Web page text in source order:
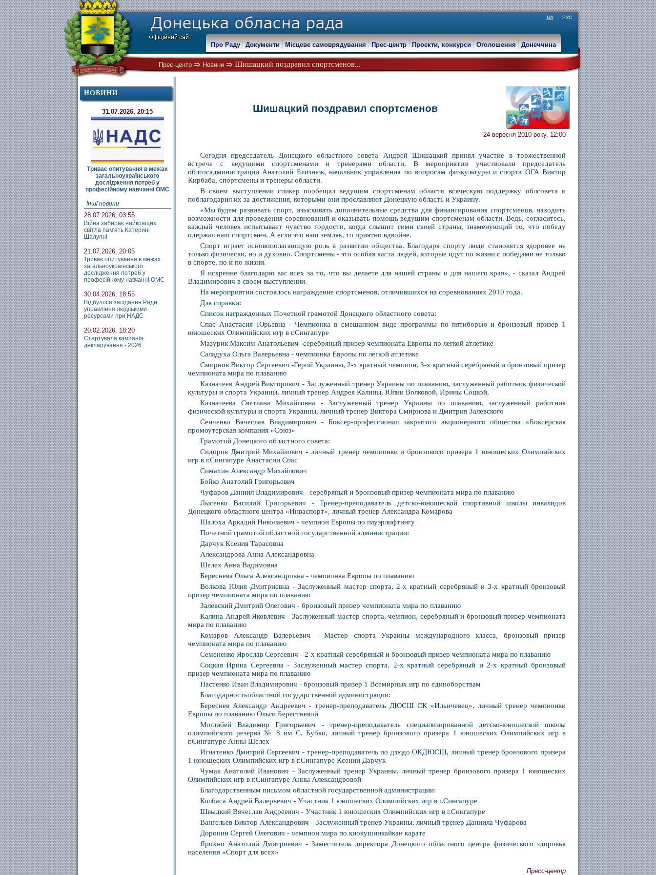
UA РУС
Прес-центр Новини Шишацкий поздравил спортсменов...
Про Раду Документи Місцеве самоврядування Прес-центр Проекти, конкурси Оголошення Донеччина
НОВИНИ
31.07.2026, 20:15
Триває опитування в межах
загальноукраїнського
дослідження потреб у
професійному навчанні ОМС
Інші новини
28.07.2026, 03:55
Війна забирає найкращих:
світла пам'ять Катерині
Шалупні
21.07.2026, 20:05
Триває опитування в межах
загальноукраїнського
дослідження потреб у
професійному навчанні ОМС
30.04.2026, 18:55
Відбулося засідання Ради
управління людськими
ресурсами при НАДС
20.02.2026, 18:20
Стартувала кампанія
декларування - 2026
Шишацкий поздравил спортсменов
24 вересня 2010 року, 12:00
Сегодня председатель Донецкого областного совета Андрей Шишацкий принял участие в торжественной
встрече с ведущими спортсменами и тренерами области. В мероприятии участвовали председатель
облгосадминистрации Анатолий Близнюк, начальник управления по вопросам физкультуры и спорта ОГА Виктор
Кирбаба, спортсмены и тренеры области.
В своем выступлении спикер пообещал ведущим спортсменам области всяческую поддержку облсовета и
поблагодарил их за достижения, которыми они прославляют Донецкую область и Украину.
«Мы будем развивать спорт, изыскивать дополнительные средства для финансирования спортсменов, находить
возможности для проведения соревнований и оказывать помощь ведущим спортсменам области. Ведь, согласитесь,
каждый человек испытывает чувство гордости, когда слышит гимн своей страны, знаменующий то, что победу
одержал наш спортсмен. А если это наш земляк, то приятно вдвойне.
Спорт играет основополагающую роль в развитии общества. Благодаря спорту люди становятся здоровее не
только физически, но и духовно. Спортсмены - это особая каста людей, которые идут по жизни с победами не только
в спорте, но и по жизни.
Я искренне благодарю вас всех за то, что вы делаете для нашей страны и для нашего края», - сказал Андрей
Владимирович в своем выступлении.
На мероприятии состоялось награждение спортсменов, отличившихся на соревнованиях 2010 года.
Для справки:
Список награжденных Почетной грамотой Донецкого областного совета:
Спас Анастасия Юрьевна - Чемпионка в смешанном виде программы по пятиборью и бронзовый призер 1
юношеских Олимпийских игр в г.Сингапуре
Мазурик Максим Анатольевич -серебряный призер чемпионата Европы по легкой атлетике
Саладуха Ольга Валерьевна - чемпионка Европы по легкой атлетике
Смирнов Виктор Сергеевич -Герой Украины, 2-х кратный чемпион, 3-х кратный серебряный и бронзовый призер
чемпионата мира по плаванию
Казначеев Андрей Викторович - Заслуженный тренер Украины по плаванию, заслуженный работник физической
культуры и спорта Украины, личный тренер Андрея Калины, Юлии Волковой, Ирины Соцкой,
Казначеева Светлана Михайловна - Заслуженный тренер Украины по плаванию, заслуженный работник
физической культуры и спорта Украины, личный тренер Виктора Смирнова и Дмитрия Залевского
Сенченко Вячеслав Владимирович - Боксер-профессионал закрытого акционерного общества «Боксерская
промоутерская компания «Союз»
Грамотой Донецкого областного совета:
Сидоров Дмитрий Михайлович - личный тренер чемпионки и бронзового призера 1 юношеских Олимпийских
игр в г.Сингапуре Анастасии Спас
Симахин Александр Михайлович
Бойко Анатолий Григорьевич
Чуфаров Даниил Владимирович - серебряный и бронзовый призер чемпионата мира по плаванию
Лысенко Василий Григорьевич - Тренер-преподаватель детско-юношеской спортивной школы инвалидов
Донецкого областного центра «Инваспорт», личный тренер Александра Комарова
Шалоха Аркадий Николаевич - чемпион Европы по пауэрлифтингу
Почетной грамотой областной государственной администрации:
Дарчук Ксения Тарасовна
Александрова Анна Александровна
Шелех Анна Вадимовна
Береснева Ольга Александровна - чемпионка Европы по плаванию
Волкова Юлия Дмитриевна - Заслуженный мастер спорта, 2-х кратный серебряный и 3-х кратный бронзовый
призер чемпионата мира по плаванию
Залевский Дмитрий Олегович - бронзовый призер чемпионата мира по плаванию
Калина Андрей Яковлевич - Заслуженный мастер спорта, чемпион, серебряный и бронзовый призер чемпионата
мира по плаванию
Комаров Александр Валерьевич - Мастер спорта Украины международного класса, бронзовый призер
чемпионата мира по плаванию
Семененко Ярослав Сергеевич - 2-х кратный серебряный и бронзовый призер чемпионата мира по плаванию
Соцкая Ирина Сергеевна - Заслуженный мастер спорта, 2-х кратный серебряный и 2-х кратный бронзовый
призер чемпионата мира по плаванию
Настенко Иван Владимирович - бронзовый призер 1 Всемирных игр по единоборствам
Благодарностьобластной государственной администрации:
Береснев Александр Андреевич - тренер-преподаватель ДЮСШ СК «Ильичевец», личный тренер чемпионки
Европы по плаванию Ольги Берестневой
Моглибей Владимир Григорьевич - тренер-преподаватель специализированной детско-юношеской школы
олимпийского резерва № 8 им С. Бубки, личный тренер бронзового призера 1 юношеских Олимпийских игр в
г.Сингапуре Анны Шелех
Игнатенко Дмитрий Сергеевич - тренер-преподаватель по дзюдо ОКДЮСШ, личный тренер бронзового призера
1 юношеских Олимпийских игр в г.Сингапуре Ксении Дарчук
Чумак Анатолий Иванович - Заслуженный тренер Украины, личный тренер бронзового призера 1 юношеских
Олимпийских игр в г.Сингапуре Анны Александровой
Благодарственным письмом областной государственной администрации:
Колбаса Андрей Валерьевич - Участник 1 юношеских Олимпийских игр в г.Сингапуре
Швыдкий Вячеслав Андреевич - Участник 1 юношеских Олимпийских игр в г.Сингапуре
Вангельев Виктор Александрович - Заслуженный тренер Украины, личный тренер Даниила Чуфарова
Доронин Сергей Олегович - чемпион мира по киокушинкайкан карате
Ярохно Анатолий Дмитриевич - Заместитель директора Донецкого областного центра физического здоровья
населения «Спорт для всех»
Пресс-центр